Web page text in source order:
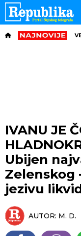
IVANU JE
Ubijen
Zelenskog
jezivu
AUTOR: M. D.